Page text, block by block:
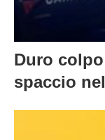
Duro
spaccio